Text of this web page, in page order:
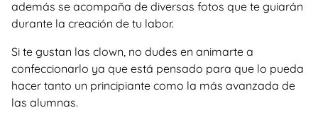
además se acompaña de diversas fotos que te guiarán
durante la creación de tu labor.
Si te gustan las clown, no dudes en animarte a
confeccionarlo ya que está pensado para que lo pueda
hacer tanto un principiante como la más avanzada de
las alumnas.